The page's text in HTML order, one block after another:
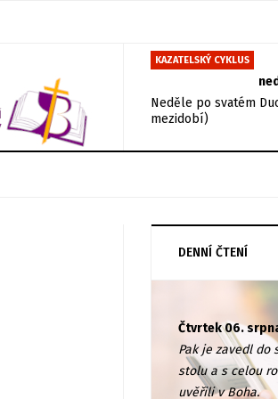
KAZATELSKÝ CYKLUS
Neděle po svatém
mezidobí)
DENNÍ ČTENÍ
Čtvrtek 06.
Pak je zavedl do
stolu a s celou
uvěřili v Boha.